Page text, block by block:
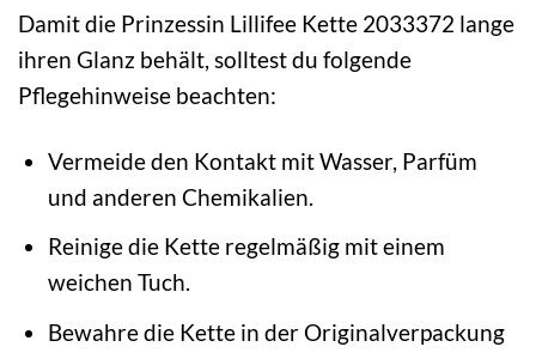
Damit die Prinzessin Lillifee Kette 2033372 lange
ihren Glanz behält, solltest du folgende
Pflegehinweise beachten:
Vermeide den Kontakt mit Wasser, Parfüm
und anderen Chemikalien.
Reinige die Kette regelmäßig mit einem
weichen Tuch.
Bewahre die Kette in der Originalverpackung